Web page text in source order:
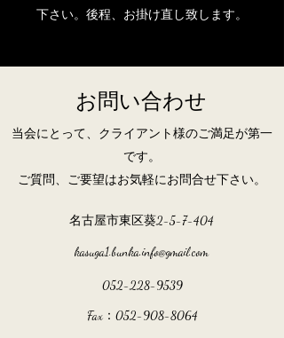
下さい。後程、お掛け直し致します。
お問い合わせ
当会にとって、クライアント様のご満足が第一
です。
ご質問、ご要望はお気軽にお問合せ下さい。
名古屋市東区葵2-5-7-404
kasuga1.bunka.info@gmail.com
052-228-9539
Fax：052-908-8064